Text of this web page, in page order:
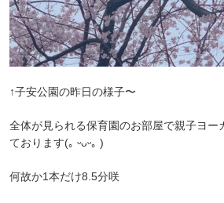
↑子安公園の昨日の様子〜
全体が見られる保育園のお部屋で親子ヨー
ております(｡ ᵕᴗᵕ｡ )
何故か1本だけ8.5分咲